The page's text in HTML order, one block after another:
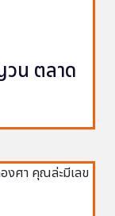
วน ตลาด